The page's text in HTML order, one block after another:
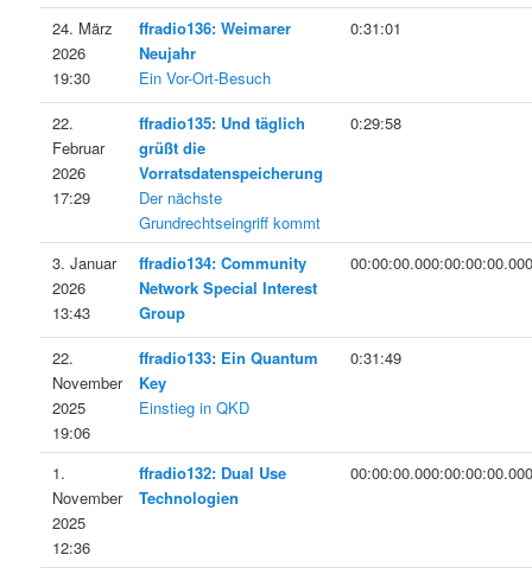
24. März
2026
19:30
ffradio136: Weimarer
Neujahr
Ein Vor-Ort-Besuch
0:31:01
22.
Februar
2026
17:29
ffradio135: Und täglich
grüßt die
Vorratsdatenspeicherung
Der nächste
Grundrechtseingriff kommt
0:29:58
3. Januar
2026
13:43
ffradio134: Community
Network Special Interest
Group
22.
November
2025
19:06
ffradio133: Ein Quantum
Key
Einstieg in QKD
0:31:49
1.
November
2025
12:36
ffradio132: Dual Use
Technologien